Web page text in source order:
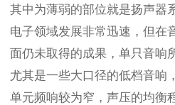
其中为薄弱的部位就是扬声器
电子领域发展非常迅速，但在
面仍未取得的成果，单只音响
尤其是一些大口径的低档音响
单元频响较为窄，声压的均衡